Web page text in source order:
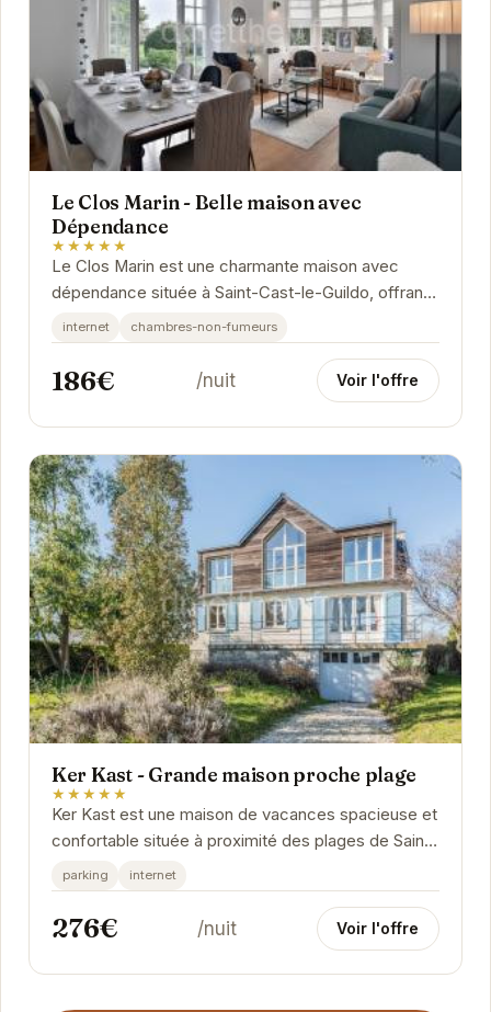
Le Clos Marin - Belle maison avec
Dépendance
★★★★★
Le Clos Marin est une charmante maison avec
dépendance située à Saint-Cast-le-Guildo, offrant
un cadre idéal pour des vacances relaxantes.
internet chambres-non-fumeurs
186€ /nuit Voir l'offre
Ker Kast - Grande maison proche plage
★★★★★
Ker Kast est une maison de vacances spacieuse et
confortable située à proximité des plages de Saint-
Cast-le-Guildo. Avec son emplacement idéal,...
parking internet
276€ /nuit Voir l'offre